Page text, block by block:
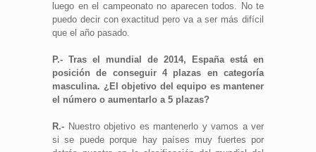
luego en el campeonato no aparecen todos. No te
puedo decir con exactitud pero va a ser más difícil
que el año pasado.
P.- Tras el mundial de 2014, España está en
posición de conseguir 4 plazas en categoría
masculina. ¿El objetivo del equipo es mantener
el número o aumentarlo a 5 plazas?
R.- Nuestro objetivo es mantenerlo y vamos a ver
si se puede porque hay países muy fuertes por